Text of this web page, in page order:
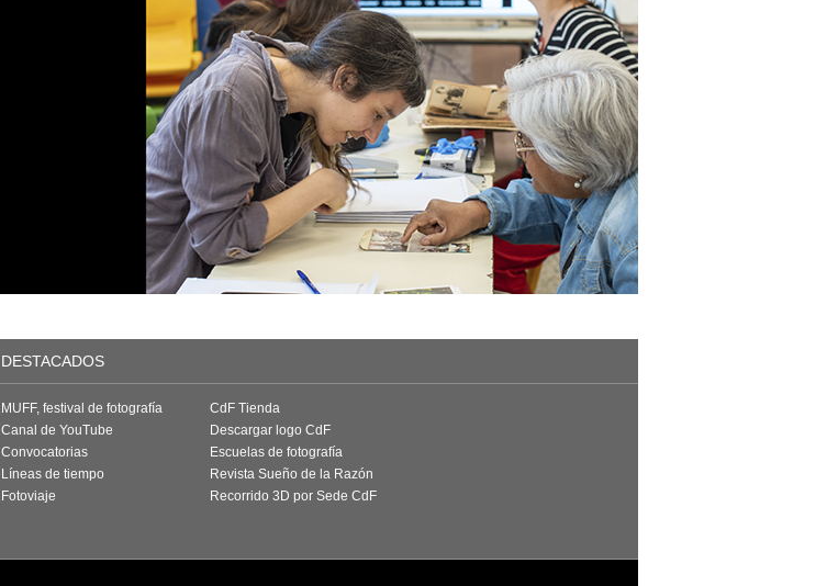
DESTACADOS
MUFF, festival de fotografía
Canal de YouTube
Convocatorias
Líneas de tiempo
Fotoviaje
CdF Tienda
Descargar logo CdF
Escuelas de fotografía
Revista Sueño de la Razón
Recorrido 3D por Sede CdF